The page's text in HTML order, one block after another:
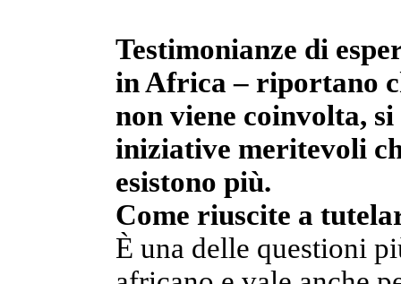
Testimonianze di
in Africa – riportano
non viene coinvolta,
iniziative meritevoli
esistono più.
Come riuscite a
È una delle questioni